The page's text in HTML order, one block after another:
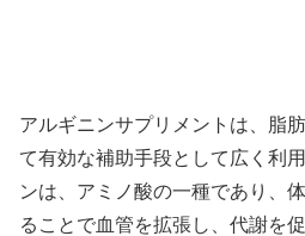
アルギニンサプリメントは、脂
て有効な補助手段として広く利
ンは、アミノ酸の一種であり、
ることで血管を拡張し、代謝を